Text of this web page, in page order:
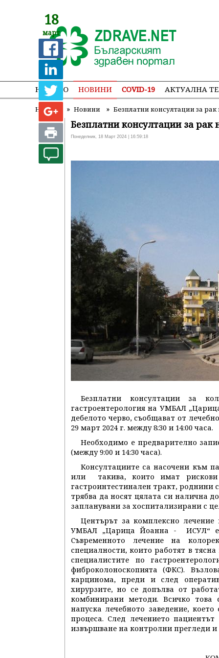
НАЧАЛО НОВИНИ COVID-19 АКТУАЛНА
Начало » Новини » Безплатни консултации за
18
март
Безплатни консултации за рак
Понеделник, 18 Март 2024 | 16:59:18
Безплатни консултации за
гастроентерология на УМБАЛ
дебелото черво, съобщават от
29 март 2024 г. между 8:30 и 14:00 часа.
Необходимо е предварително
(между 9:00 и 14:30 часа).
Консултациите са насочени към
или такива, които имат рискови
гастроинтестинален тракт, роднини
трябва да носят цялата си налична
запланувани за хоспитализирани с
Центърът за комплексно
УМБАЛ „Царица Йоанна - ИСУЛ“ е
Съвременното лечение на
специалности, които работят в
специалистите по
фиброколоноскопията (ФКС).
карцинома, преди и след
хирурзите, но се допълва от
комбинирани методи. Всичко това
напуска лечебното заведение,
процеса. След лечението
извършване на контролни прегледи и